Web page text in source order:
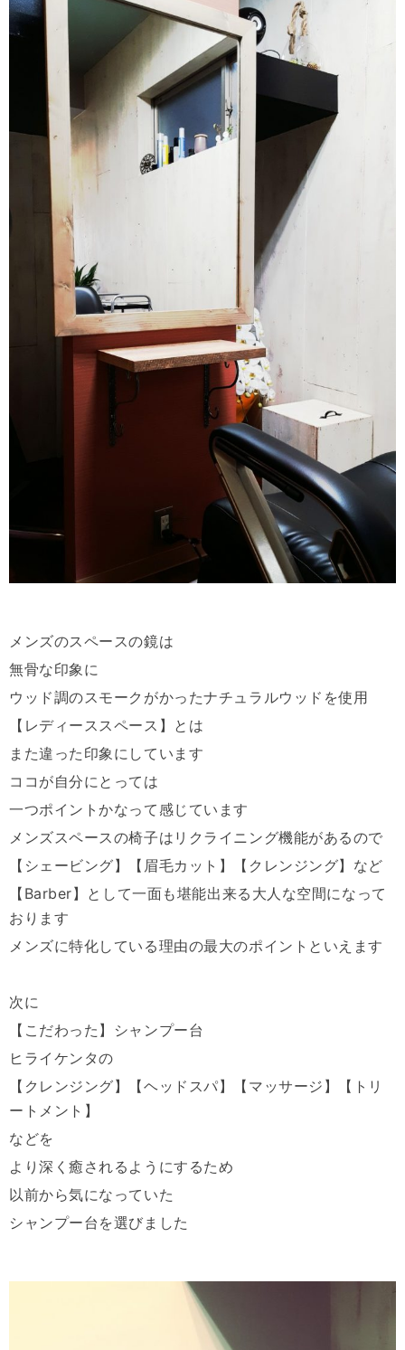
メンズのスペースの鏡は
無骨な印象に
ウッド調のスモークがかったナチュラルウッドを使用
【レディーススペース】とは
また違った印象にしています
ココが自分にとっては
一つポイントかなって感じています
メンズスペースの椅子はリクライニング機能があるので
【シェービング】【眉毛カット】【クレンジング】など
【Barber】として一面も堪能出来る大人な空間になって
おります
メンズに特化している理由の最大のポイントといえます
次に
【こだわった】シャンプー台
ヒライケンタの
【クレンジング】【ヘッドスパ】【マッサージ】【トリ
ートメント】
などを
より深く癒されるようにするため
以前から気になっていた
シャンプー台を選びました